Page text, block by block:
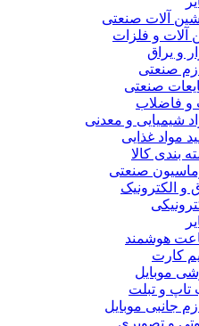
آلات صنعتی
آلات و فلزات
و یراق
صنعتی
صنعتی
و فاضلاب
شیمیایی و معدنی
مواد غذایی
بندی کالا
صنعتی
و الکترونیک
هوشمند
کارت
موبایل
تاپ و تبلت
جانبی موبایل